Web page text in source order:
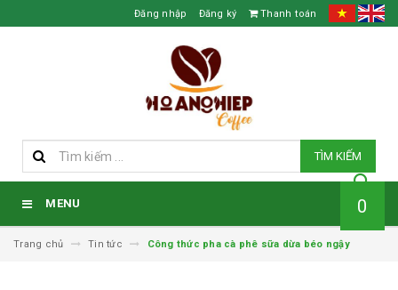
Đăng nhập Đăng ký Thanh toán
TÌM KIẾM
MENU 0
Trang chủ Tin tức Công thức pha cà phê sữa dừa béo ngậy